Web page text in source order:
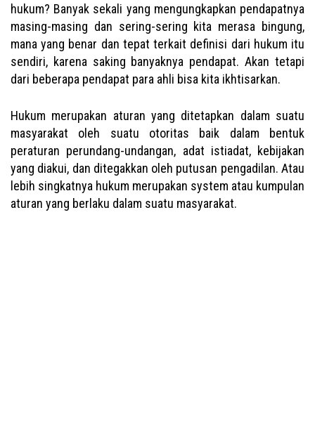
hukum? Banyak sekali yang mengungkapkan pendapatnya
masing-masing dan sering-sering kita merasa bingung,
mana yang benar dan tepat terkait definisi dari hukum itu
sendiri, karena saking banyaknya pendapat. Akan tetapi
dari beberapa pendapat para ahli bisa kita ikhtisarkan.
Hukum merupakan aturan yang ditetapkan dalam suatu
masyarakat oleh suatu otoritas baik dalam bentuk
peraturan perundang-undangan, adat istiadat, kebijakan
yang diakui, dan ditegakkan oleh putusan pengadilan. Atau
lebih singkatnya hukum merupakan system atau kumpulan
aturan yang berlaku dalam suatu masyarakat.